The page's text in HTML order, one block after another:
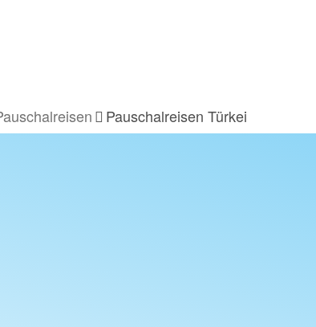
Pauschalreisen Türkei